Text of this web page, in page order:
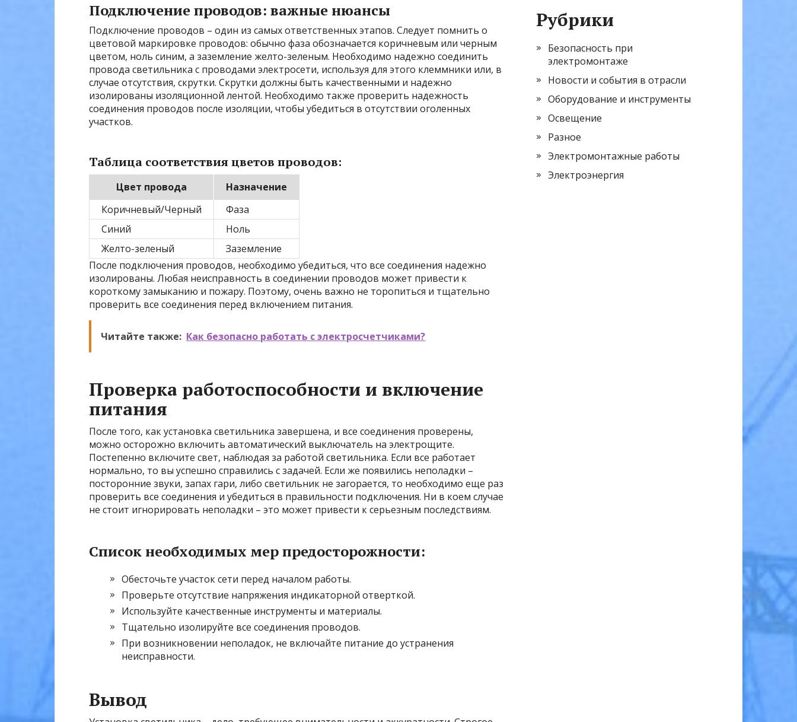
Подключение проводов: важные нюансы
Подключение проводов – один из самых ответственных этапов. Следует помнить о
цветовой маркировке проводов: обычно фаза обозначается коричневым или черным
цветом, ноль синим, а заземление желто-зеленым. Необходимо надежно соединить
провода светильника с проводами электросети, используя для этого клеммники или, в
случае отсутствия, скрутки. Скрутки должны быть качественными и надежно
изолированы изоляционной лентой. Необходимо также проверить надежность
соединения проводов после изоляции, чтобы убедиться в отсутствии оголенных
участков.
Таблица соответствия цветов проводов:
Цвет провода
Назначение
Коричневый/Черный
Фаза
Синий
Ноль
Желто-зеленый
Заземление
После подключения проводов, необходимо убедиться, что все соединения надежно
изолированы. Любая неисправность в соединении проводов может привести к
короткому замыканию и пожару. Поэтому, очень важно не торопиться и тщательно
проверить все соединения перед включением питания.
Читайте также: Как безопасно работать с электросчетчиками?
Проверка работоспособности и включение
питания
После того, как установка светильника завершена, и все соединения проверены,
можно осторожно включить автоматический выключатель на электрощите.
Постепенно включите свет, наблюдая за работой светильника. Если все работает
нормально, то вы успешно справились с задачей. Если же появились неполадки –
посторонние звуки, запах гари, либо светильник не загорается, то необходимо еще раз
проверить все соединения и убедиться в правильности подключения. Ни в коем случае
не стоит игнорировать неполадки – это может привести к серьезным последствиям.
Список необходимых мер предосторожности:
Обесточьте участок сети перед началом работы.
Проверьте отсутствие напряжения индикаторной отверткой.
Используйте качественные инструменты и материалы.
Тщательно изолируйте все соединения проводов.
При возникновении неполадок, не включайте питание до устранения
неисправности.
Вывод
Рубрики
Безопасность при
электромонтаже
Новости и события в отрасли
Оборудование и инструменты
Освещение
Разное
Электромонтажные работы
Электроэнергия